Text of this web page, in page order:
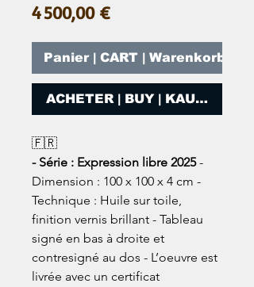
4 500,00 €Prix
Panier | CART | Warenkorb
ACHETER | BUY | KAUFEN
🇫🇷
- Série : Expression libre 2025-
Dimension : 100 x 100 x 4 cm -
Technique : Huile sur toile,
finition vernis brillant - Tableau
signé en bas à droite et
contresigné au dos - L’oeuvre est
livrée avec un certificat